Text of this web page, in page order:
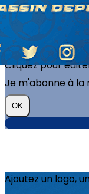
Cliquez pour
Texte, bouton
Cliquez pour
Je m'abonne à
OK
Ajoutez un logo,